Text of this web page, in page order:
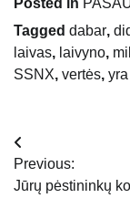
Tagged dabar,
laivas, laivyno,
SSNX, vertės, yra
Navigacija
tarp
Previous:
Jūrų pėstininkų